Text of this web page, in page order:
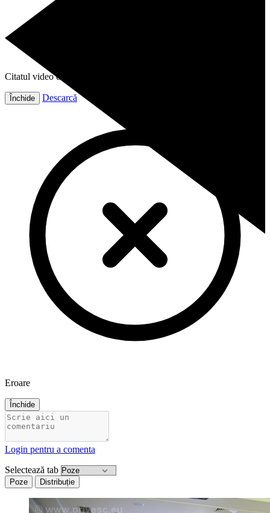
Citatul video este gata!
Închide Descarcă
Eroare
Închide
Login pentru a comenta
Selectează tab
Poze Distribuție